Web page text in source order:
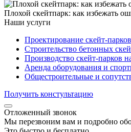
Плохой скейтпарк: как избежать
Наши услуги
Проектирование скейт-
Строительство бетонных
Производство скейт-парков
Аренда оборудования и
Общестроительные и
Получить констультацию
Отложенный звонок
Мы перезвоним вам и подробно